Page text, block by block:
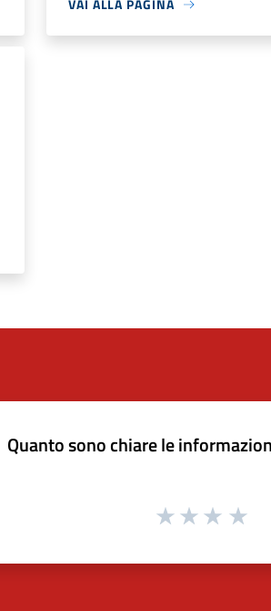
VAI ALLA PAGINA
Quanto sono chiare le